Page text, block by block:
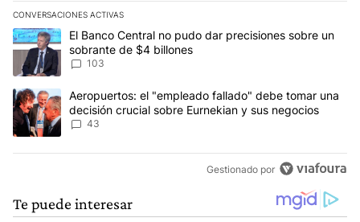
CONVERSACIONES ACTIVAS
Este listado muestra los artículos con más comentarios en los
Un artículo de tendencia con el título "El Banco Central no pudo
El Banco Central no pudo dar precisiones sobre un
sobrante de $4 billones
103
Un artículo de tendencia con el título "Aeropuertos: el
Aeropuertos: el "empleado fallado" debe tomar una
decisión crucial sobre Eurnekian y sus negocios
43
Gestionado por